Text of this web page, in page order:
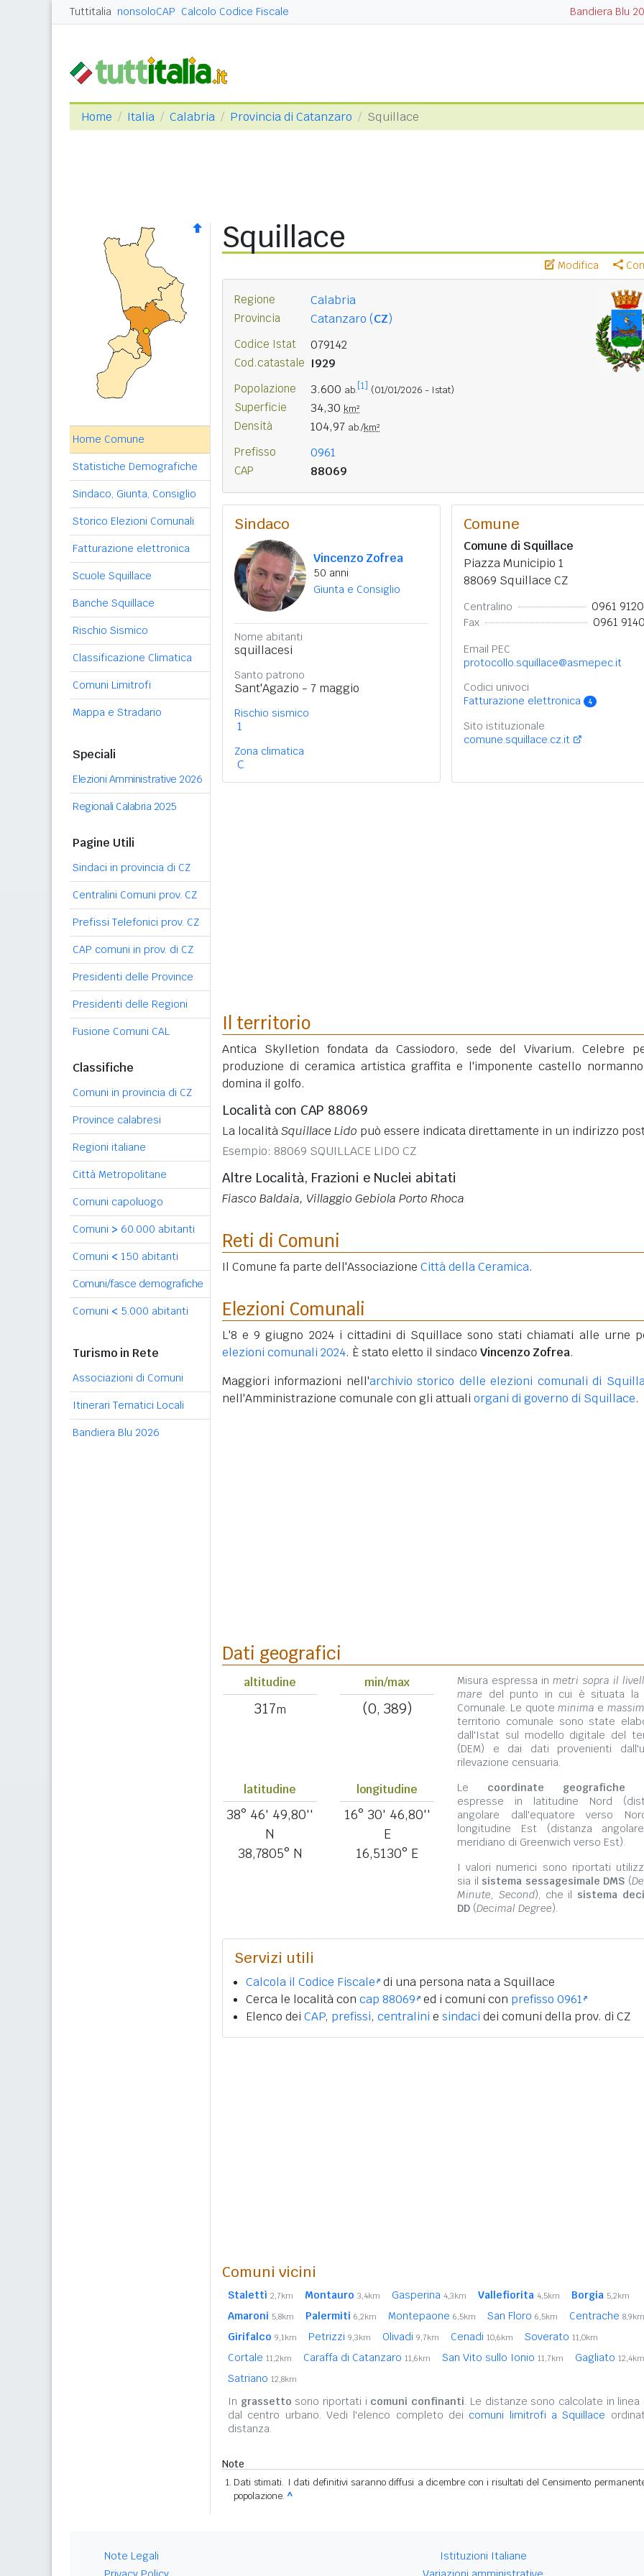
Tuttitalia nonsoloCAP Calcolo Codice Fiscale Bandiera Blu
Home Italia Calabria Provincia di Catanzaro Squillace
Home Comune
Statistiche Demografiche
Sindaco, Giunta, Consiglio
Storico Elezioni Comunali
Fatturazione elettronica
Scuole Squillace
Banche Squillace
Rischio Sismico
Classificazione Climatica
Comuni Limitrofi
Mappa e Stradario
Speciali
Elezioni Amministrative 2026
Regionali Calabria 2025
Pagine Utili
Sindaci in provincia di CZ
Centralini Comuni prov. CZ
Prefissi Telefonici prov. CZ
CAP comuni in prov. di CZ
Presidenti delle Province
Presidenti delle Regioni
Fusione Comuni CAL
Classifiche
Comuni in provincia di CZ
Province calabresi
Regioni italiane
Città Metropolitane
Comuni capoluogo
Comuni > 60.000 abitanti
Comuni < 150 abitanti
Comuni/fasce demografiche
Comuni < 5.000 abitanti
Turismo in Rete
Associazioni di Comuni
Itinerari Tematici Locali
Bandiera Blu 2026
Squillace
Modifica
Regione Calabria
Provincia Catanzaro (CZ)
Codice Istat 079142
Cod.catastale I929
Popolazione 3.600 ab. [1] (01/01/2026 - Istat)
Superficie 34,30 km²
Densità 104,97 ab./km²
Prefisso 0961
CAP 88069
Sindaco
Vincenzo Zofrea
50 anni
Giunta e Consiglio
Nome abitanti
squillacesi
Santo patrono
Sant'Agazio - 7 maggio
Rischio sismico
1
Zona climatica
C
Comune
Comune di Squillace
Piazza Municipio 1
88069 Squillace CZ
Centralino 0961
Fax 0961
Email PEC
protocollo.squillace@asmepec.it
Codici univoci
Fatturazione elettronica
4
Sito istituzionale
comune.squillace.cz.it
Il territorio
Antica Skylletion fondata da Cassiodoro, sede del Vivarium. Celebre
produzione di ceramica artistica graffita e l'imponente castello
domina il golfo.
Località con CAP 88069
La localitàSquillace Lido può essere indicata direttamente in un indirizzo
Esempio: 88069 SQUILLACE LIDO CZ
Altre Località, Frazioni e Nuclei abitati
Fiasco Baldaia, Villaggio Gebiola Porto Rhoca
Reti di Comuni
Il Comune fa parte dell'Associazione Città della Ceramica.
Elezioni Comunali
L'8 e 9 giugno 2024 i cittadini di Squillace sono stati chiamati alle urne
elezioni comunali 2024. È stato eletto il sindaco Vincenzo Zofrea.
Maggiori informazioni nell'archivio storico delle elezioni comunali di
nell'Amministrazione comunale con gli attuali organi di governo di Squillace.
Dati geografici
altitudine
317m
min/max
(0, 389)
Misura espressa inmetri sopra il
mare del punto in cui è situata la
Comunale. Le quote minima e
territorio comunale sono state
dall'Istat sul modello digitale del
(DEM) e dai dati provenienti
rilevazione censuaria.
latitudine
38° 46' 49,80''
N
38,7805° N
longitudine
16° 30' 46,80''
E
16,5130° E
Le coordinate geografiche
espresse in latitudine Nord
angolare dall'equatore verso
longitudine Est (distanza
meridiano di Greenwich verso Est).
I valori numerici sono riportati
sia il sistema sessagesimale DMS (
Minute, Second), che il sistema
DD (Decimal Degree).
Servizi utili
Calcola il Codice Fiscale di una persona nata a Squillace
Cerca le località con cap 88069 ed i comuni con prefisso 0961
Elenco dei CAP, prefissi, centralini e sindaci dei comuni della prov. di CZ
Comuni vicini
Stalettì 2,7km Montauro 3,4km Gasperina 4,3km Vallefiorita 4,5km Borgia 5,2km
Amaroni 5,8km Palermiti 6,2km Montepaone 6,5km San Floro 6,5km Centrache 8,9km
Girifalco 9,1km Petrizzi 9,3km Olivadi 9,7km Cenadi 10,6km Soverato 11,0km
Cortale 11,2km Caraffa di Catanzaro 11,6km San Vito sullo Ionio 11,7km Gagliato 12,4km
Satriano 12,8km
In grassetto sono riportati i comuni confinanti. Le distanze sono calcolate in linea
dal centro urbano. Vedi l'elenco completo dei comuni limitrofi a Squillace
distanza.
Note
Dati stimati. I dati definitivi saranno diffusi a dicembre con i risultati del Censimento
popolazione. ^
Note Legali
Istituzioni Italiane